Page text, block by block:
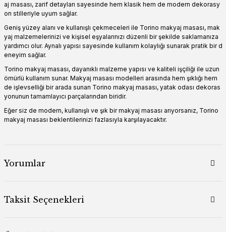
aj masası, zarif detayları sayesinde hem klasik hem de modern dekorasy
on stilleriyle uyum sağlar.
Geniş yüzey alanı ve kullanışlı çekmeceleri ile Torino makyaj masası, mak
yaj malzemelerinizi ve kişisel eşyalarınızı düzenli bir şekilde saklamanıza
yardımcı olur. Aynalı yapısı sayesinde kullanım kolaylığı sunarak pratik bir d
eneyim sağlar.
Torino makyaj masası, dayanıklı malzeme yapısı ve kaliteli işçiliği ile uzun
ömürlü kullanım sunar. Makyaj masası modelleri arasında hem şıklığı hem
de işlevselliği bir arada sunan Torino makyaj masası, yatak odası dekoras
yonunun tamamlayıcı parçalarından biridir.
Eğer siz de modern, kullanışlı ve şık bir makyaj masası arıyorsanız, Torino
makyaj masası beklentilerinizi fazlasıyla karşılayacaktır.
Yorumlar
Taksit Seçenekleri